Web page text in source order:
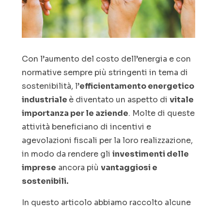
Con l’aumento del costo dell’energia e con
normative sempre più stringenti in tema di
sostenibilità, l’efficientamento energetico
industriale è diventato un aspetto di vitale
importanza per le aziende. Molte di queste
attività beneficiano di incentivi e
agevolazioni fiscali per la loro realizzazione,
in modo da rendere gli investimenti delle
imprese ancora più vantaggiosi e
sostenibili.
In questo articolo abbiamo raccolto alcune